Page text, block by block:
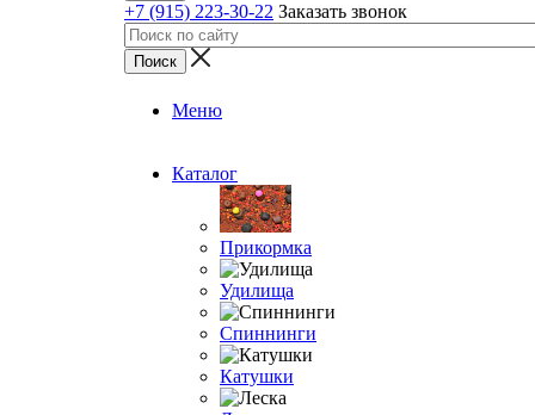
+7 (915) 223-30-22 Заказать звонок
Меню
Каталог
Прикормка
Удилища
Спиннинги
Катушки